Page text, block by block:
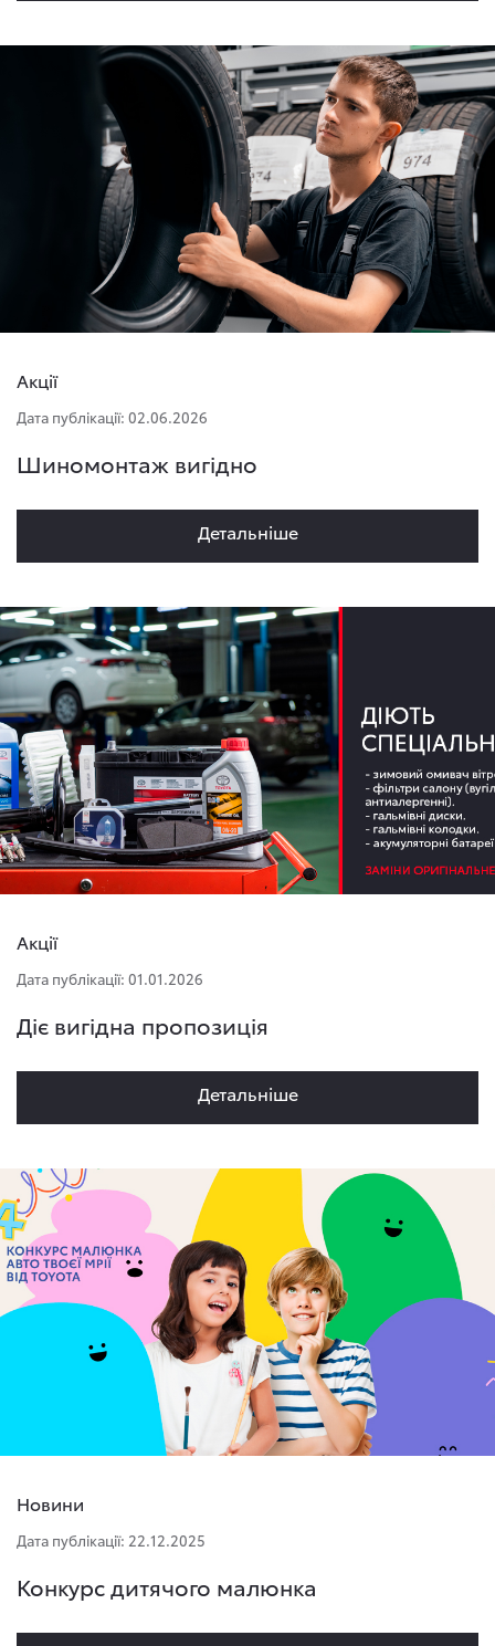
Акції
Дата публікації: 02.06.2026
Шиномонтаж вигідно
Детальнiше
Акції
Дата публікації: 01.01.2026
Діє вигідна пропозиція
Детальнiше
Новини
Дата публікації: 22.12.2025
Конкурс дитячого малюнка